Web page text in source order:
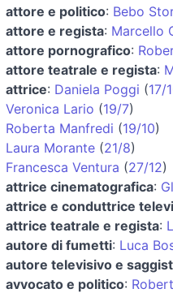
attore e politico: Bebo
attore e regista: Marcello
attore pornografico:
attore teatrale e regista:
attrice: Daniela Poggi (17/
Veronica Lario (19/7)
Roberta Manfredi (19/10)
Laura Morante (21/8)
Francesca Ventura (27/12)
attrice cinematografica:
attrice e conduttrice
attrice teatrale e regista:
autore di fumetti: Luca
autore televisivo e
avvocato e politico: